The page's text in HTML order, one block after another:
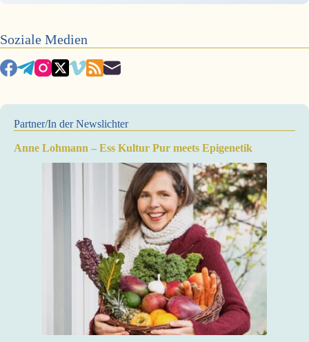
Soziale Medien
Partner/In der Newslichter
Anne Lohmann – Ess Kultur Pur meets Epigenetik